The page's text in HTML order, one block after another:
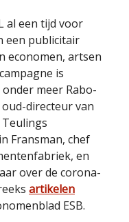
al een tijd voor
een publicitair
economen, artsen
is
meer Rabo-
directeur van
Fransman, chef
en
over de corona-
artikelen
ESB.